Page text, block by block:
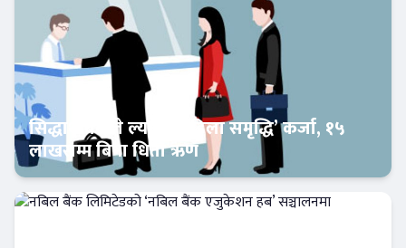
Banner News
सिद्धार्थ बैंकले ल्यायो ‘महिला समृद्धि’ कर्जा, १५
लाखसम्म बिना धितो ऋण